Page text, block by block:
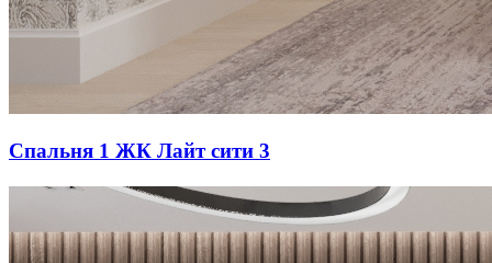
Спальня 1 ЖК Лайт сити 3